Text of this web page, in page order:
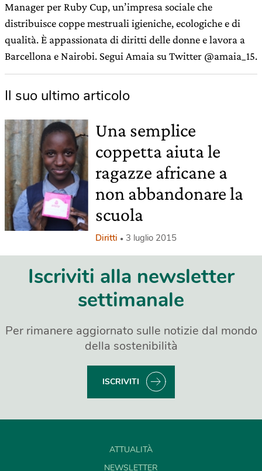
Manager per Ruby Cup, un’impresa sociale che
distribuisce coppe mestruali igieniche, ecologiche e di
qualità. È appassionata di diritti delle donne e lavora a
Barcellona e Nairobi. Segui Amaia su Twitter @amaia_15.
Il suo ultimo articolo
Una semplice
coppetta aiuta le
ragazze africane a
non abbandonare la
scuola
Diritti 3 luglio 2015
Iscriviti alla newsletter
settimanale
Per rimanere aggiornato sulle notizie dal mondo
della sostenibilità
ISCRIVITI
ATTUALITÀ
NEWSLETTER